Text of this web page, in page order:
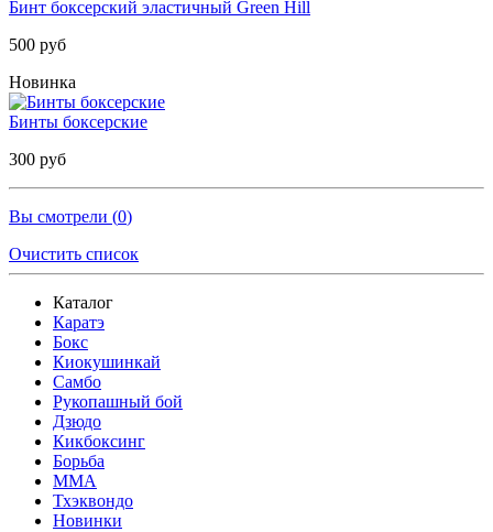
Бинт боксерский эластичный Green Hill
500 руб
Новинка
Бинты боксерские
300 руб
Вы смотрели (0)
Очистить список
Каталог
Каратэ
Бокс
Киокушинкай
Самбо
Рукопашный бой
Дзюдо
Кикбоксинг
Борьба
MMA
Тхэквондо
Новинки